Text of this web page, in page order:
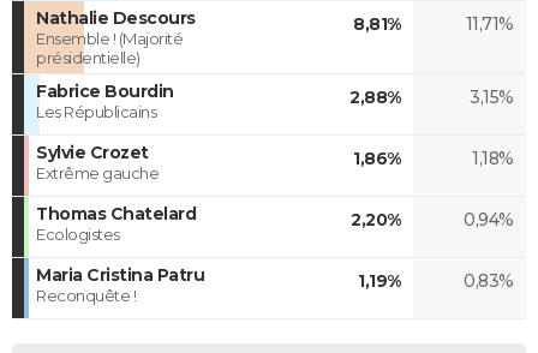
Nathalie Descours
Ensemble ! (Majorité
présidentielle)
8,81% 11,71%
Fabrice Bourdin
Les Républicains
2,88% 3,15%
Sylvie Crozet
Extrême gauche
1,86% 1,18%
Thomas Chatelard
Ecologistes
2,20% 0,94%
Maria Cristina Patru
Reconquête !
1,19% 0,83%